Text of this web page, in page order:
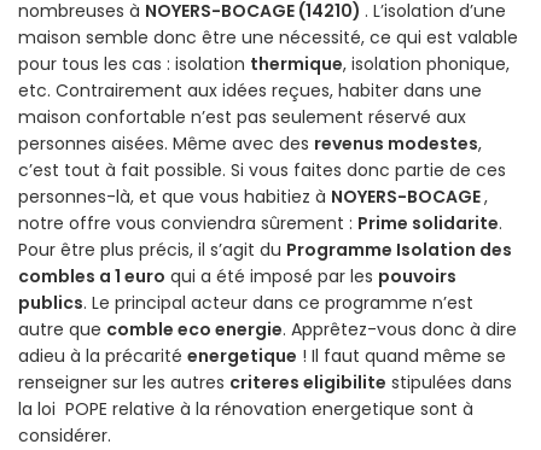
nombreuses à NOYERS-BOCAGE (14210) . L’isolation d’une
maison semble donc être une nécessité, ce qui est valable
pour tous les cas : isolation thermique, isolation phonique,
etc. Contrairement aux idées reçues, habiter dans une
maison confortable n’est pas seulement réservé aux
personnes aisées. Même avec des revenus modestes,
c’est tout à fait possible. Si vous faites donc partie de ces
personnes-là, et que vous habitiez à NOYERS-BOCAGE,
notre offre vous conviendra sûrement : Prime solidarite.
Pour être plus précis, il s’agit du Programme Isolation des
combles a 1 euro qui a été imposé par les pouvoirs
publics. Le principal acteur dans ce programme n’est
autre que comble eco energie. Apprêtez-vous donc à dire
adieu à la précarité energetique ! Il faut quand même se
renseigner sur les autres criteres eligibilite stipulées dans
la loi POPE relative à la rénovation energetique sont à
considérer.